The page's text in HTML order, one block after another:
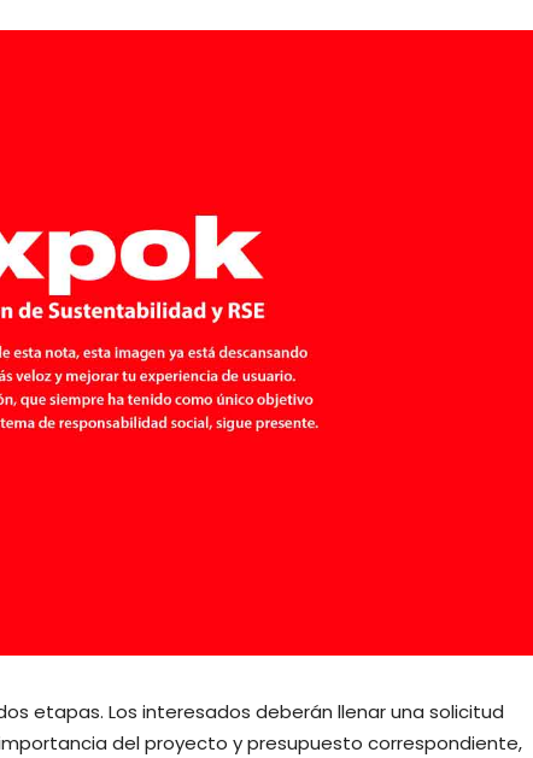
etapas. Los interesados deberán llenar una solicitud
del proyecto y presupuesto correspondiente,